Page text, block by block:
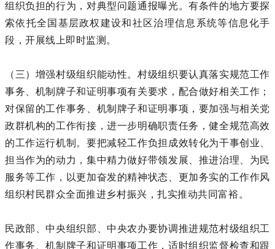
组织负担的行为，对典型问题通报曝光。有条件的地方要探
索依托全国基层政权建设和社区治理信息系统等信息化手
段，开展线上即时监测。
（三）增强村级组织能动性。村级组织要认真落实规范工作
事务、机制牌子和证明事项有关要求，配合做好相关工作；
对保留的工作事务、机制牌子和证明事项，要加强与相关党
政群机构的工作衔接，进一步明确职责任务，健全规范高效
的工作运行机制。要把减轻工作负担成效转化为干事创业、
担当作为的动力，集中精力做好带领发展、推进治理、为民
服务等工作，以更加奋发的精神状态、更加务实的工作作风
组织村民群众全面推进乡村振兴，扎实推动共同富裕。
民政部、中央组织部、中央农办要协调推进规范村级组织工
作事务、机制牌子和证明事项工作，适时组织监督检查和跟